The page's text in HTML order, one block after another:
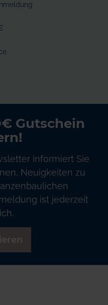
Gutschein
informiert Sie
Neuigkeiten zu
ist jederzeit